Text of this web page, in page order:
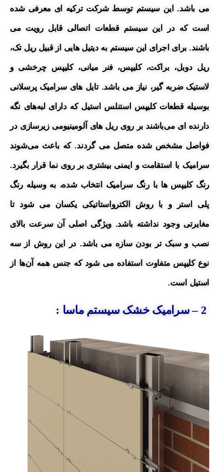
می باشد. این سیستم توسط شرکت ترکیه ای معرفی شده
است که در این سیستم قطعات اتصالی قابل رویت می
باشند. برای اجرای این سیستم به دیتیل هایی از قبیل ریل تک،
ریل دوبل، براکت، کلیپس، فنر میانی، کلیپس چرخشی و
لاستیک ضربه گیر، نیاز می باشد. تایل های سرامیک پرسلانی
بوسیله قطعات کلیپس استنلس استیل که دارای لبه‌های نگه
دارنده ای می‌باشند بر روی ریل های آلومینیومی زیرسازی در
فواصل مشخص شده متصل می گردند. که باعث می‌شوند
سرامیک با استقامت و ایمنی بیشتری بر روی نما قرار بگیرد.
رنگ کلیپس ها با رنگ سرامیک انتخاب شده، به وسیله رنگ
پلی استر و با روش الکترواستاتیکی یکسان می شود تا
مغایرتی وجود نداشته باشد. ویژگی اصلی آن سرعت بالای
نصب و سبک تر بودن سازه می باشد. در این روش از سه
نوع کلیپس متفاوت استفادهمی شود که جنس همه آن‌ها از
استیل است.